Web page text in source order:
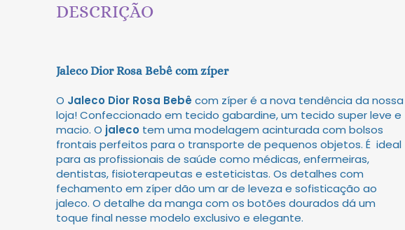
DESCRIÇÃO
Jaleco Dior Rosa Bebê com zíper
O Jaleco Dior Rosa Bebêcom zíper é a nova tendência da nossa
loja! Confeccionado em tecido gabardine, um tecido super leve e
macio. O jaleco tem uma modelagem acinturada com bolsos
frontais perfeitos para o transporte de pequenos objetos. É ideal
para as profissionais de saúde como médicas, enfermeiras,
dentistas, fisioterapeutas e esteticistas. Os detalhes com
fechamento em zíper dão um ar de leveza e sofisticação ao
jaleco. O detalhe da manga com os botões dourados dá um
toque final nesse modelo exclusivo e elegante.